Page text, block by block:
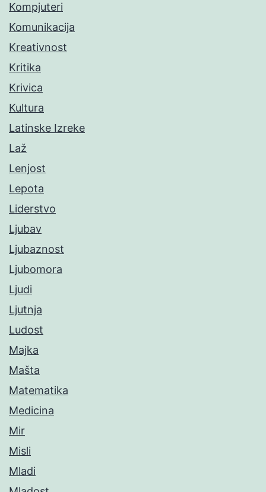
Kompjuteri
Komunikacija
Kreativnost
Kritika
Krivica
Kultura
Latinske Izreke
Laž
Lenjost
Lepota
Liderstvo
Ljubav
Ljubaznost
Ljubomora
Ljudi
Ljutnja
Ludost
Majka
Mašta
Matematika
Medicina
Mir
Misli
Mladi